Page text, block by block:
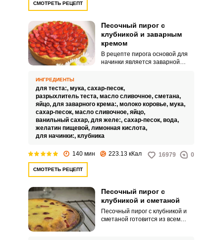
СМОТРЕТЬ РЕЦЕПТ
Песочный пирог с
клубникой и заварным
кремом
В рецепте пирога основой для
начинки является заварной
кондитеров называется
патисьер. Его готовят из яиц,
молока и сахара, с
добавлением муки и сливочного
масла.
ИНГРЕДИЕНТЫ
для теста:, мука, сахар-песок,
разрыхлитель теста, масло сливочное, сметана,
яйцо, для заварного крема:, молоко коровье, мука,
сахар-песок, масло сливочное, яйцо,
ванильный сахар, для желе:, сахар-песок, вода,
желатин пищевой, лимонная кислота,
для начинки:, клубника
140 мин 223.13 кКал 16979 0
СМОТРЕТЬ РЕЦЕПТ
Песочный пирог с
клубникой и сметаной
Песочный пирог с клубникой и
сметаной готовится из всем